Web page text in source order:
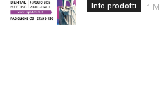
Info prodotti 1